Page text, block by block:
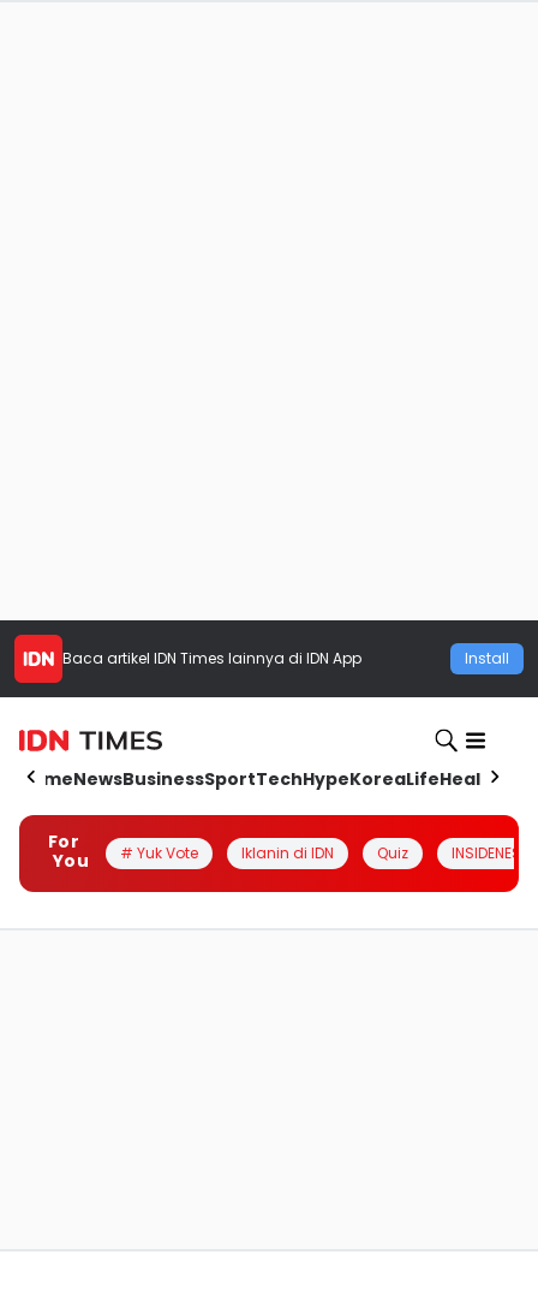
Baca artikel IDN Times lainnya di IDN App Install
HomeNewsBusinessSportTechHypeKoreaLifeHealth
For
You
# Yuk Vote Iklanin di IDN Quiz INSIDENESIA